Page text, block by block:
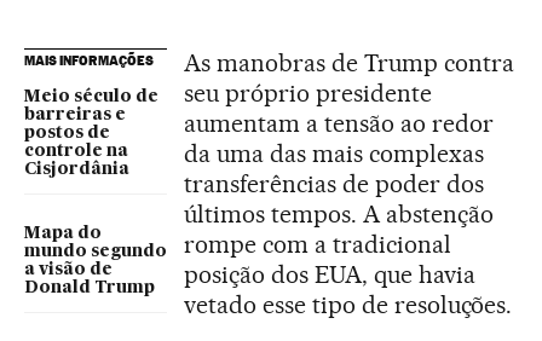
MAIS INFORMAÇÕES
Meio século de
barreiras e
postos de
controle na
Cisjordânia
Mapa do
mundo segundo
a visão de
Donald Trump
As manobras de Trump contra
seu próprio presidente
aumentam a tensão ao redor
da uma das mais complexas
transferências de poder dos
últimos tempos. A abstenção
rompe com a tradicional
posição dos EUA, que havia
vetado esse tipo de resoluções.